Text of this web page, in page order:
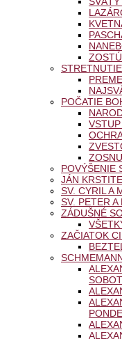
POČATIE
POVÝŠENIE
JÁN
SV. CYRIL A
SV. PETER A
ZÁDUŠNÉ
ZAČIATOK